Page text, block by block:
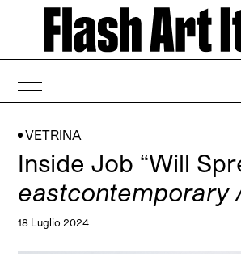
VETRINA
Inside Job “Will
eastcontemporary
18 Luglio 2024